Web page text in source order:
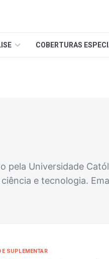
COBERTURAS
pela Universidade
e tecnologia.
SUPLEMENTAR